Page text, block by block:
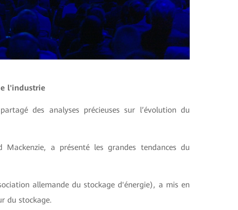
l'industrie
des analyses précieuses sur l’évolution du
Mackenzie, a présenté les grandes tendances du
allemande du stockage d'énergie), a mis en
du stockage.